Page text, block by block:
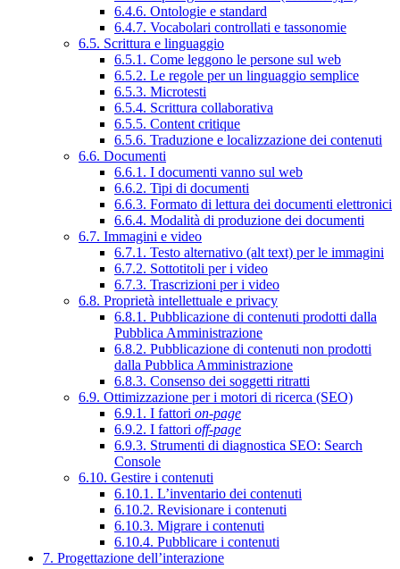
6.4.6. Ontologie e standard
6.4.7. Vocabolari controllati e tassonomie
6.5. Scrittura e linguaggio
6.5.1. Come leggono le persone sul web
6.5.2. Le regole per un linguaggio semplice
6.5.3. Microtesti
6.5.4. Scrittura collaborativa
6.5.5. Content critique
6.5.6. Traduzione e localizzazione dei contenuti
6.6. Documenti
6.6.1. I documenti vanno sul web
6.6.2. Tipi di documenti
6.6.3. Formato di lettura dei documenti elettronici
6.6.4. Modalità di produzione dei documenti
6.7. Immagini e video
6.7.1. Testo alternativo (alt text) per le immagini
6.7.2. Sottotitoli per i video
6.7.3. Trascrizioni per i video
6.8. Proprietà intellettuale e privacy
6.8.1. Pubblicazione di contenuti prodotti dalla
Pubblica Amministrazione
6.8.2. Pubblicazione di contenuti non prodotti
dalla Pubblica Amministrazione
6.8.3. Consenso dei soggetti ritratti
6.9. Ottimizzazione per i motori di ricerca (SEO)
6.9.1. I fattori on-page
6.9.2. I fattori off-page
6.9.3. Strumenti di diagnostica SEO: Search
Console
6.10. Gestire i contenuti
6.10.1. L’inventario dei contenuti
6.10.2. Revisionare i contenuti
6.10.3. Migrare i contenuti
6.10.4. Pubblicare i contenuti
7. Progettazione dell’interazione